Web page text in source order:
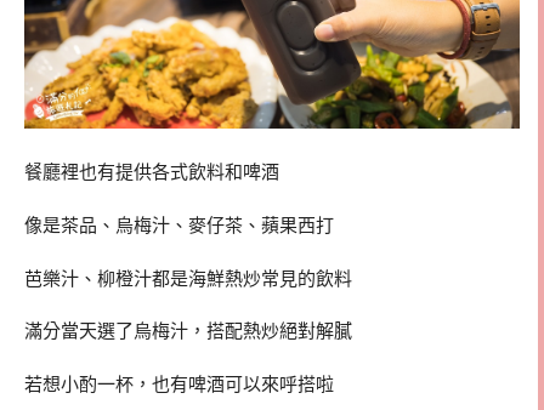
餐廳裡也有提供各式飲料和啤酒
像是茶品、烏梅汁、麥仔茶、蘋果西打
芭樂汁、柳橙汁都是海鮮熱炒常見的飲料
滿分當天選了烏梅汁，搭配熱炒絕對解膩
若想小酌一杯，也有啤酒可以來呼搭啦